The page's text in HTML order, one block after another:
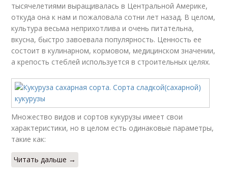
тысячелетиями выращивалась в Центральной Америке,
откуда она к нам и пожаловала сотни лет назад. В целом,
культура весьма неприхотлива и очень питательна,
вкусна, быстро завоевала популярность. Ценность ее
состоит в кулинарном, кормовом, медицинском значении,
а крепость стеблей используется в строительных целях.
Множество видов и сортов кукурузы имеет свои
характеристики, но в целом есть одинаковые параметры,
такие как:
Читать дальше →